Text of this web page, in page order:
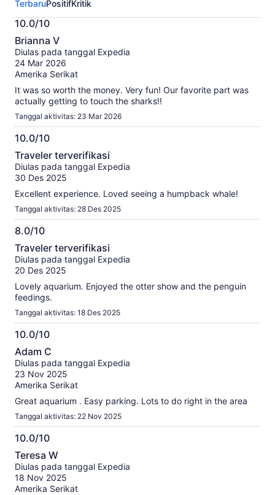
ini.
Informasi
lebih
lanjut
tentang
ulasan
terverifikasi
TerbaruPositifKritik
10.0/10
10.0
dari
10
Brianna V
Diulas pada tanggal Expedia
24 Mar 2026
Amerika Serikat
It was so worth the money. Very fun! Our favorite part was
actually getting to touch the sharks!!
Tanggal aktivitas: 23 Mar 2026
10.0/10
10.0
dari
10
Traveler terverifikasi
Diulas pada tanggal Expedia
30 Des 2025
Excellent experience. Loved seeing a humpback whale!
Tanggal aktivitas: 28 Des 2025
8.0/10
8.0
dari
10
Traveler terverifikasi
Diulas pada tanggal Expedia
20 Des 2025
Lovely aquarium. Enjoyed the otter show and the penguin
feedings.
Tanggal aktivitas: 18 Des 2025
10.0/10
10.0
dari
10
Adam C
Diulas pada tanggal Expedia
23 Nov 2025
Amerika Serikat
Great aquarium . Easy parking. Lots to do right in the area
Tanggal aktivitas: 22 Nov 2025
10.0/10
10.0
dari
10
Teresa W
Diulas pada tanggal Expedia
18 Nov 2025
Amerika Serikat